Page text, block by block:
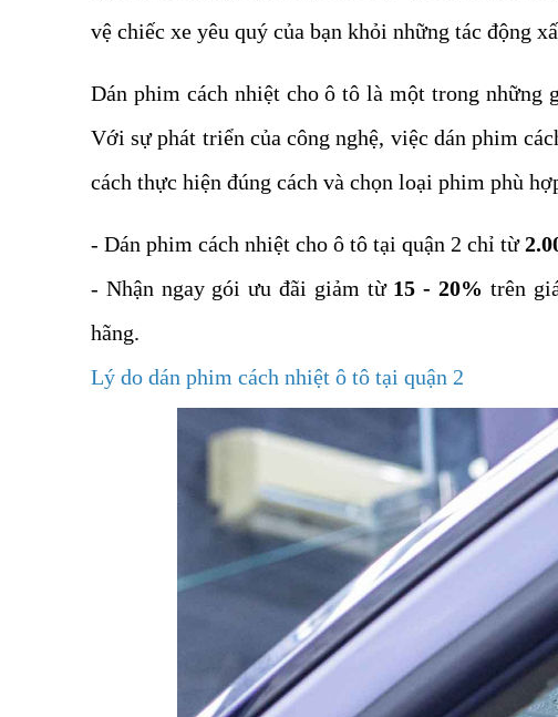
vệ chiếc xe yêu quý của bạn khỏi những tác động
Dán phim cách nhiệt cho ô tô là một trong những
Với sự phát triển của công nghệ, việc dán phim
cách thực hiện đúng cách và chọn loại phim phù
- Dán phim cách nhiệt cho ô tô tại quận 2 chỉ từ
- Nhận ngay gói ưu đãi giảm từ 15 - 20% trên
hãng.
Lý do dán phim cách nhiệt ô tô tại quận 2